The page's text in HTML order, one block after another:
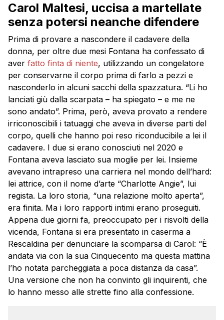
Carol Maltesi, uccisa a martellate
senza potersi neanche difendere
Prima di provare a nascondere il cadavere della
donna, per oltre due mesi Fontana ha confessato di
aver fatto finta di niente, utilizzando un congelatore
per conservarne il corpo prima di farlo a pezzi e
nasconderlo in alcuni sacchi della spazzatura. “Li ho
lanciati giù dalla scarpata – ha spiegato – e me ne
sono andato”. Prima, però, aveva provato a rendere
irriconoscibili i tatuaggi che aveva in diverse parti del
corpo, quelli che hanno poi reso riconducibile a lei il
cadavere. I due si erano conosciuti nel 2020 e
Fontana aveva lasciato sua moglie per lei. Insieme
avevano intrapreso una carriera nel mondo dell’hard:
lei attrice, con il nome d’arte “Charlotte Angie”, lui
regista. La loro storia, “una relazione molto aperta”,
era finita. Ma i loro rapporti intimi erano proseguiti.
Appena due giorni fa, preoccupato per i risvolti della
vicenda, Fontana si era presentato in caserma a
Rescaldina per denunciare la scomparsa di Carol: “È
andata via con la sua Cinquecento ma questa mattina
l’ho notata parcheggiata a poca distanza da casa”.
Una versione che non ha convinto gli inquirenti, che
lo hanno messo alle strette fino alla confessione.